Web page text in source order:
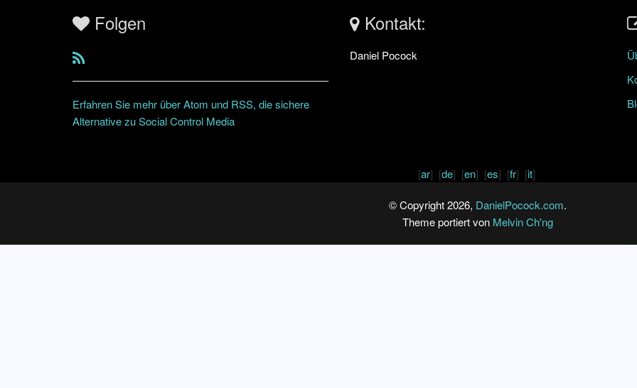
Folgen
Erfahren Sie mehr über Atom und RSS, die sichere
Alternative zu Social Control Media
Kontakt:
Daniel Pocock
[ar] [de] [en] [es] [fr] [it]
© Copyright 2026, DanielPocock.com.
Theme portiert von Melvin Ch'ng